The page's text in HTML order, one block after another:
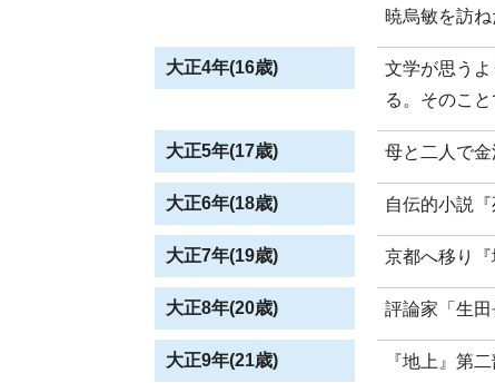
暁烏敏を訪
大正4年(16歳)
文学が思う
る。そのこと
大正5年(17歳) 母と二人で金
大正6年(18歳) 自伝的小説
大正7年(19歳) 京都へ移り『
大正8年(20歳) 評論家「生田
大正9年(21歳) 『地上』第二